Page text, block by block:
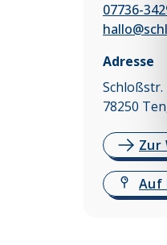
07736-
Adresse
Schloßstr.
78250
Zur
Auf